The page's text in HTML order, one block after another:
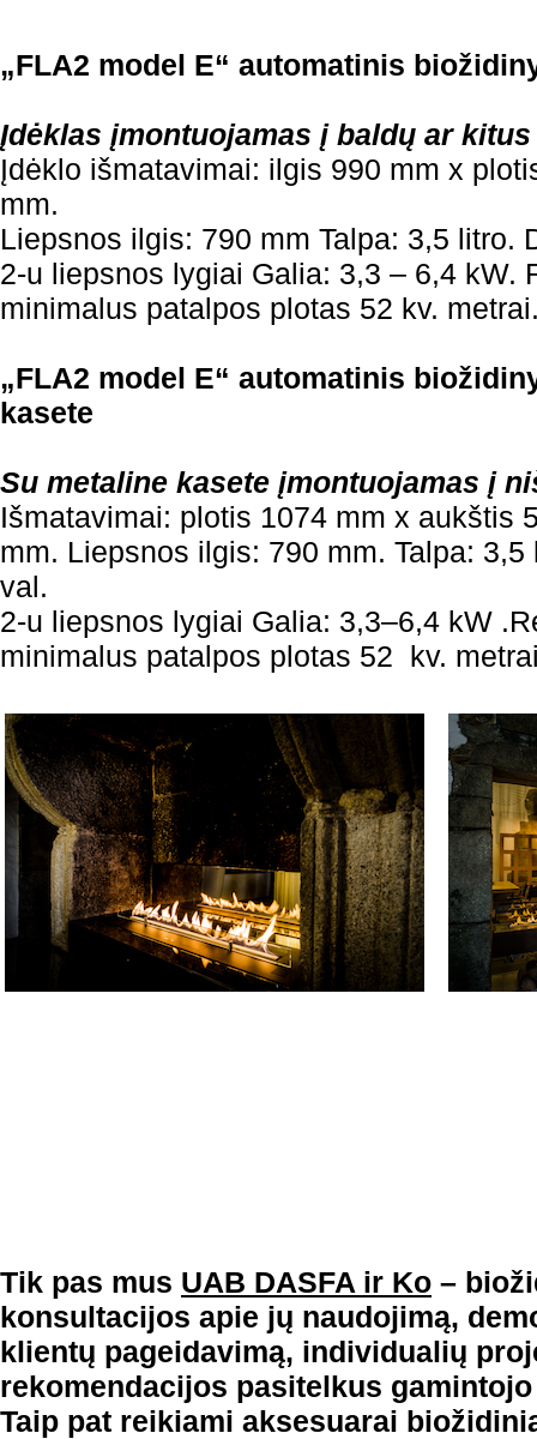
„FLA2 model E“ automatinis
Įdėklas įmontuojamas į baldų ar
Įdėklo išmatavimai: ilgis 990 mm x
mm.
Liepsnos ilgis: 790 mm Talpa: 3,5 litro.
2-u liepsnos lygiai Galia: 3,3 – 6,4 kW.
minimalus patalpos plotas 52 kv.
„FLA2 model E“ automatinis
kasete
Su metaline kasete įmontuojamas į
Išmatavimai: plotis 1074 mm x aukštis
mm. Liepsnos ilgis: 790 mm. Talpa:
val.
2-u liepsnos lygiai Galia: 3,3–6,4 kW
minimalus patalpos plotas 52 kv.
Tik pas mus UAB DASFA ir Ko –
konsultacijos apie jų naudojimą,
klientų pageidavimą, individualių
rekomendacijos pasitelkus
Taip pat reikiami aksesuarai